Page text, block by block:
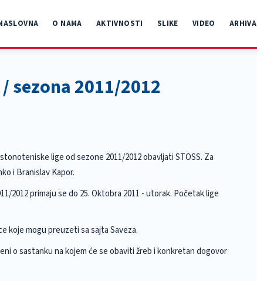
O NAMA AKTIVNOSTI SLIKE VIDEO ARHIVA
sezona 2011/2012
lige od sezone 2011/2012 obavljati STOSS. Za
i Branislav Kapor.
2012 primaju se do 25. Oktobra 2011 - utorak. Početak lige
koje mogu preuzeti sa sajta Saveza.
o sastanku na kojem će se obaviti žreb i konkretan dogovor